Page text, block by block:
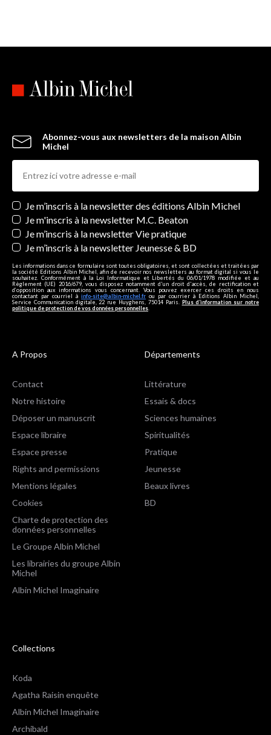
Abonnez-vous aux newsletters de la maison Albin
Michel
Newsletters
Je m’inscris à la newsletter des éditions Albin Michel
Je m'inscris à la newsletter M.C. Beaton
Je m’inscris à la newsletter Vie pratique
Je m’inscris à la newsletter Jeunesse & BD
Les informations dans ce formulaire sont toutes obligatoires, et sont collectées et traitées par
la société Editions Albin Michel, afin de recevoir nos newsletters au format digital si vous le
souhaitez. Conformément à la Loi Informatique et Libertés du 06/01/1978 modifiée et au
Règlement (UE) 2016/679, vous disposez notamment d'un droit d'accès, de rectification et
d’opposition aux informations vous concernant. Vous pouvez exercer ces droits en nous
contactant par courriel à info-site@albin-michel.fr ou par courrier à Editions Albin Michel,
Service Communication digitale, 22 rue Huyghens, 75014 Paris. Plus d’information sur notre
politique de protection de vos données personnelles
A Propos
Contact
Notre histoire
Déposer un manuscrit
Espace libraire
Espace presse
Rights and permissions
Mentions légales
Cookies
Charte de protection des
données personnelles
Le Groupe Albin Michel
Les librairies du groupe Albin
Michel
Albin Michel Imaginaire
Départements
Littérature
Essais & docs
Sciences humaines
Spiritualités
Pratique
Jeunesse
Beaux livres
BD
Collections
Koda
Agatha Raisin enquête
Albin Michel Imaginaire
Archibald